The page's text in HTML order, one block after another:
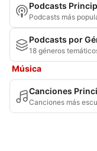
Podcasts
Podcasts más
Podcasts por
18 géneros
Música
Canciones
Canciones más